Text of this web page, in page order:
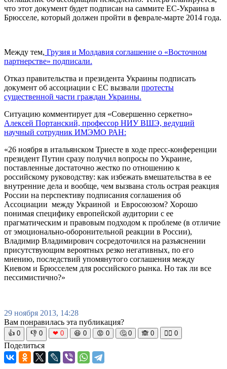
что этот документ будет подписан на саммите ЕС-Украина в
Брюсселе, который должен пройти в феврале-марте 2014 года.
Между тем, Грузия и Молдавия соглашение о «Восточном
партнерстве» подписали.
Отказ правительства и президента Украины подписать
документ об ассоциации с ЕС вызвали протесты
существенной части граждан Украины.
Ситуацию комментирует для «Совершенно серкетно»
Алексей Портанский, профессор НИУ ВШЭ, ведущий
научный сотрудник ИМЭМО РАН:
«26 ноября в итальянском Триесте в ходе пресс-конференции
президент Путин сразу получил вопросы по Украине,
поставленные достаточно жестко по отношению к
российскому руководству: как избежать вмешательства в ее
внутренние дела и вообще, чем вызвана столь острая реакция
России на перспективу подписания соглашения об
Ассоциации между Украиной и Евросоюзом? Хорошо
понимая специфику европейской аудитории с ее
прагматическим и правовым подходом к проблеме (в отличие
от эмоционально-оборонительной реакции в России),
Владимир Владимирович сосредоточился на разъяснении
присутствующим вероятных резко негативных, по его
мнению, последствий упомянутого соглашения между
Киевом и Брюсселем для российского рынка. Но так ли все
пессимистично?»
29 ноября 2013, 14:28
Вам понравилась эта публикация?
👍 0 👎 0 ❤ 0 😆 0 😡 0 🤔 0 🙈 0 🧘‍♀️ 0
Поделиться